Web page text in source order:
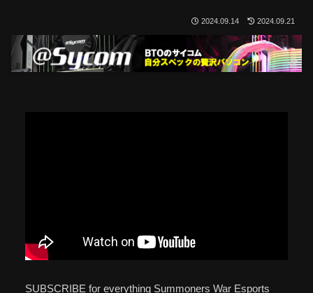
2024.09.14 2024.09.21
SUBSCRIBE for everything Summoners War Esports